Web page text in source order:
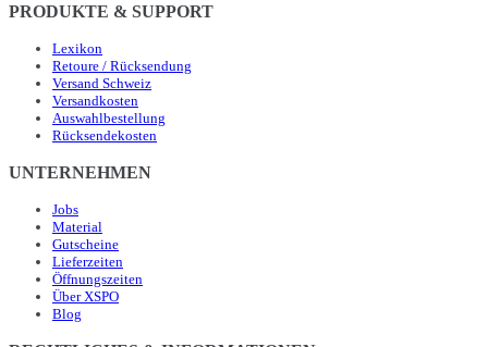
PRODUKTE & SUPPORT
Lexikon
Retoure / Rücksendung
Versand Schweiz
Versandkosten
Auswahlbestellung
Rücksendekosten
UNTERNEHMEN
Jobs
Material
Gutscheine
Lieferzeiten
Öffnungszeiten
Über XSPO
Blog